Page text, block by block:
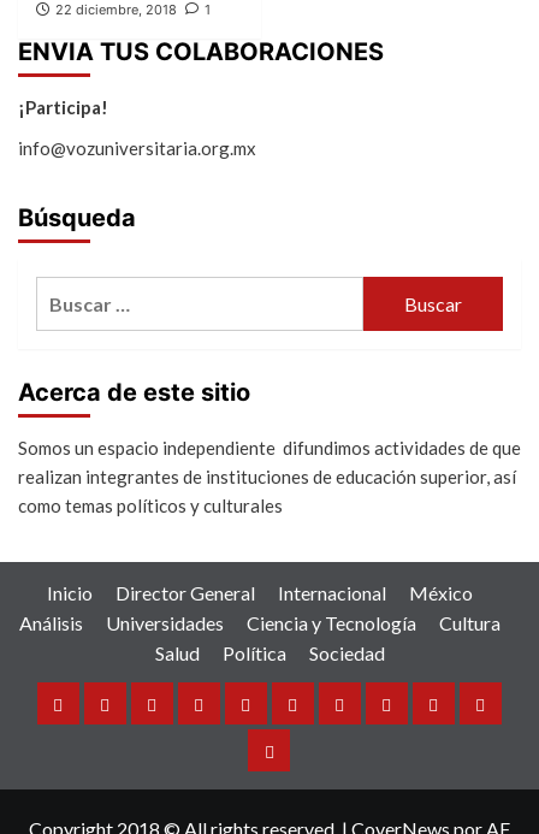
22 diciembre, 2018 1
ENVIA TUS COLABORACIONES
¡Participa!
info@vozuniversitaria.org.mx
Búsqueda
Acerca de este sitio
Somos un espacio independiente difundimos actividades de que
realizan integrantes de instituciones de educación superior, así
como temas políticos y culturales
Inicio Director General Internacional
México
Análisis
Universidades Ciencia y Tecnología
Cultura
Salud
Política Sociedad
Inicio DirectorInternacional
MéxicoAnálisisUniversidades
CienciaCulturaSalud Política
Sociedad
Copyright 2018 © All rights reserved. | CoverNews por AF